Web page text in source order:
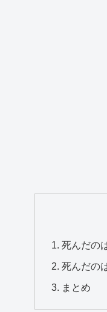
死んだの
死んだの
まとめ